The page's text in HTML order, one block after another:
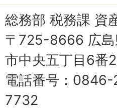
総務部 税務課 資
〒725-8666 広島
市中央五丁目6番
電話番号：
7732